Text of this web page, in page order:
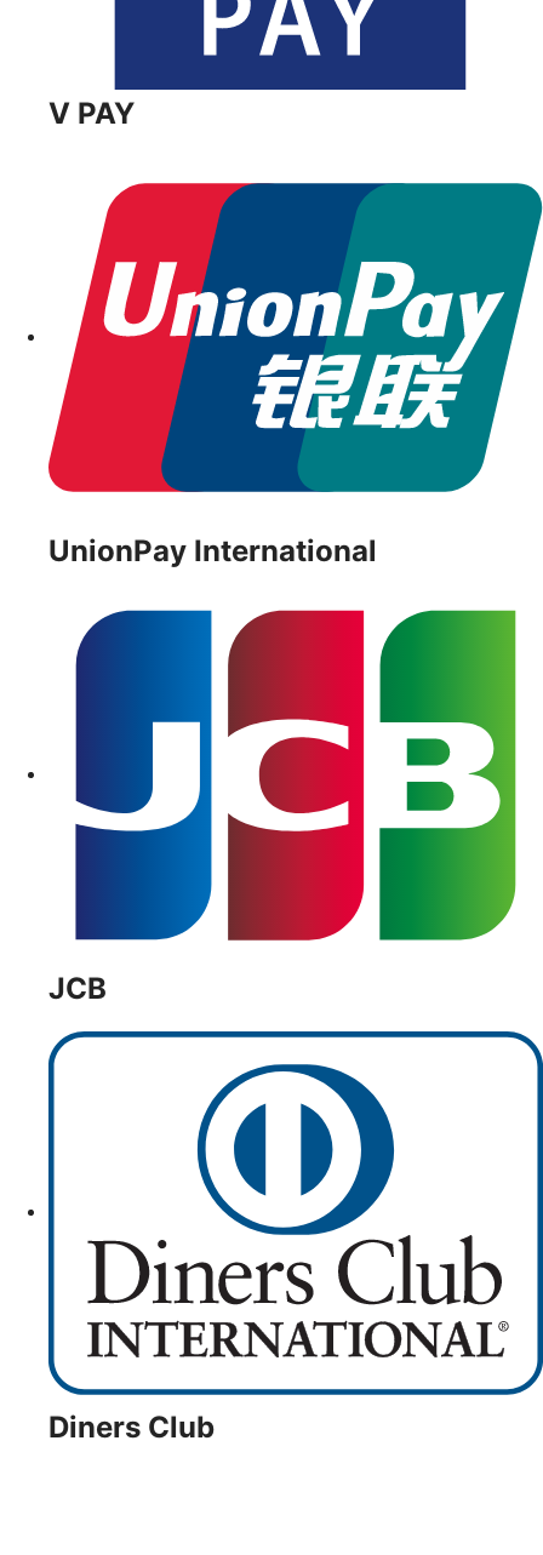
V PAY
UnionPay International
JCB
Diners Club